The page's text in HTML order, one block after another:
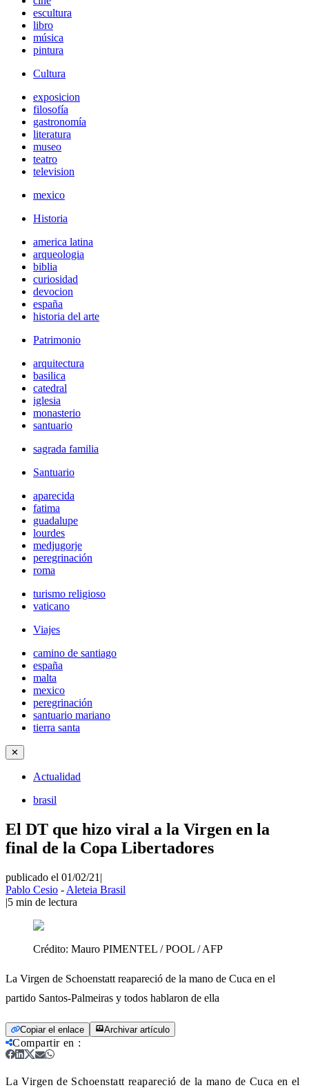
escultura
libro
música
pintura
Cultura
exposicion
filosofía
gastronomía
literatura
museo
teatro
television
mexico
Historia
america latina
arqueologia
biblia
curiosidad
devocion
españa
historia del arte
Patrimonio
arquitectura
basilica
catedral
iglesia
monasterio
santuario
sagrada familia
Santuario
aparecida
fatima
guadalupe
lourdes
medjugorje
peregrinación
roma
turismo religioso
vaticano
Viajes
camino de santiago
españa
malta
mexico
peregrinación
santuario mariano
tierra santa
✕
Actualidad
brasil
El DT que hizo viral a la Virgen en la
final de la Copa Libertadores
publicado el 01/02/21 |
Pablo Cesio - Aleteia Brasil
|5 min de lectura
Crédito: Mauro PIMENTEL / POOL / AFP
La Virgen de Schoenstatt reapareció de la mano de Cuca en el
partido Santos-Palmeiras y todos hablaron de ella
Copiar el enlace Archivar artículo
Compartir en :
La Virgen de Schoenstatt reapareció de la mano de Cuca en el